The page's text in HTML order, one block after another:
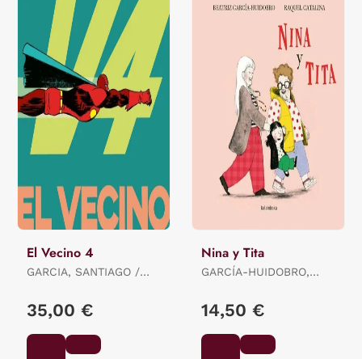
El Vecino 4
GARCIA, SANTIAGO /
35,00 €
Nina y Tita
GARCÍA-HUIDOBRO,
14,50 €